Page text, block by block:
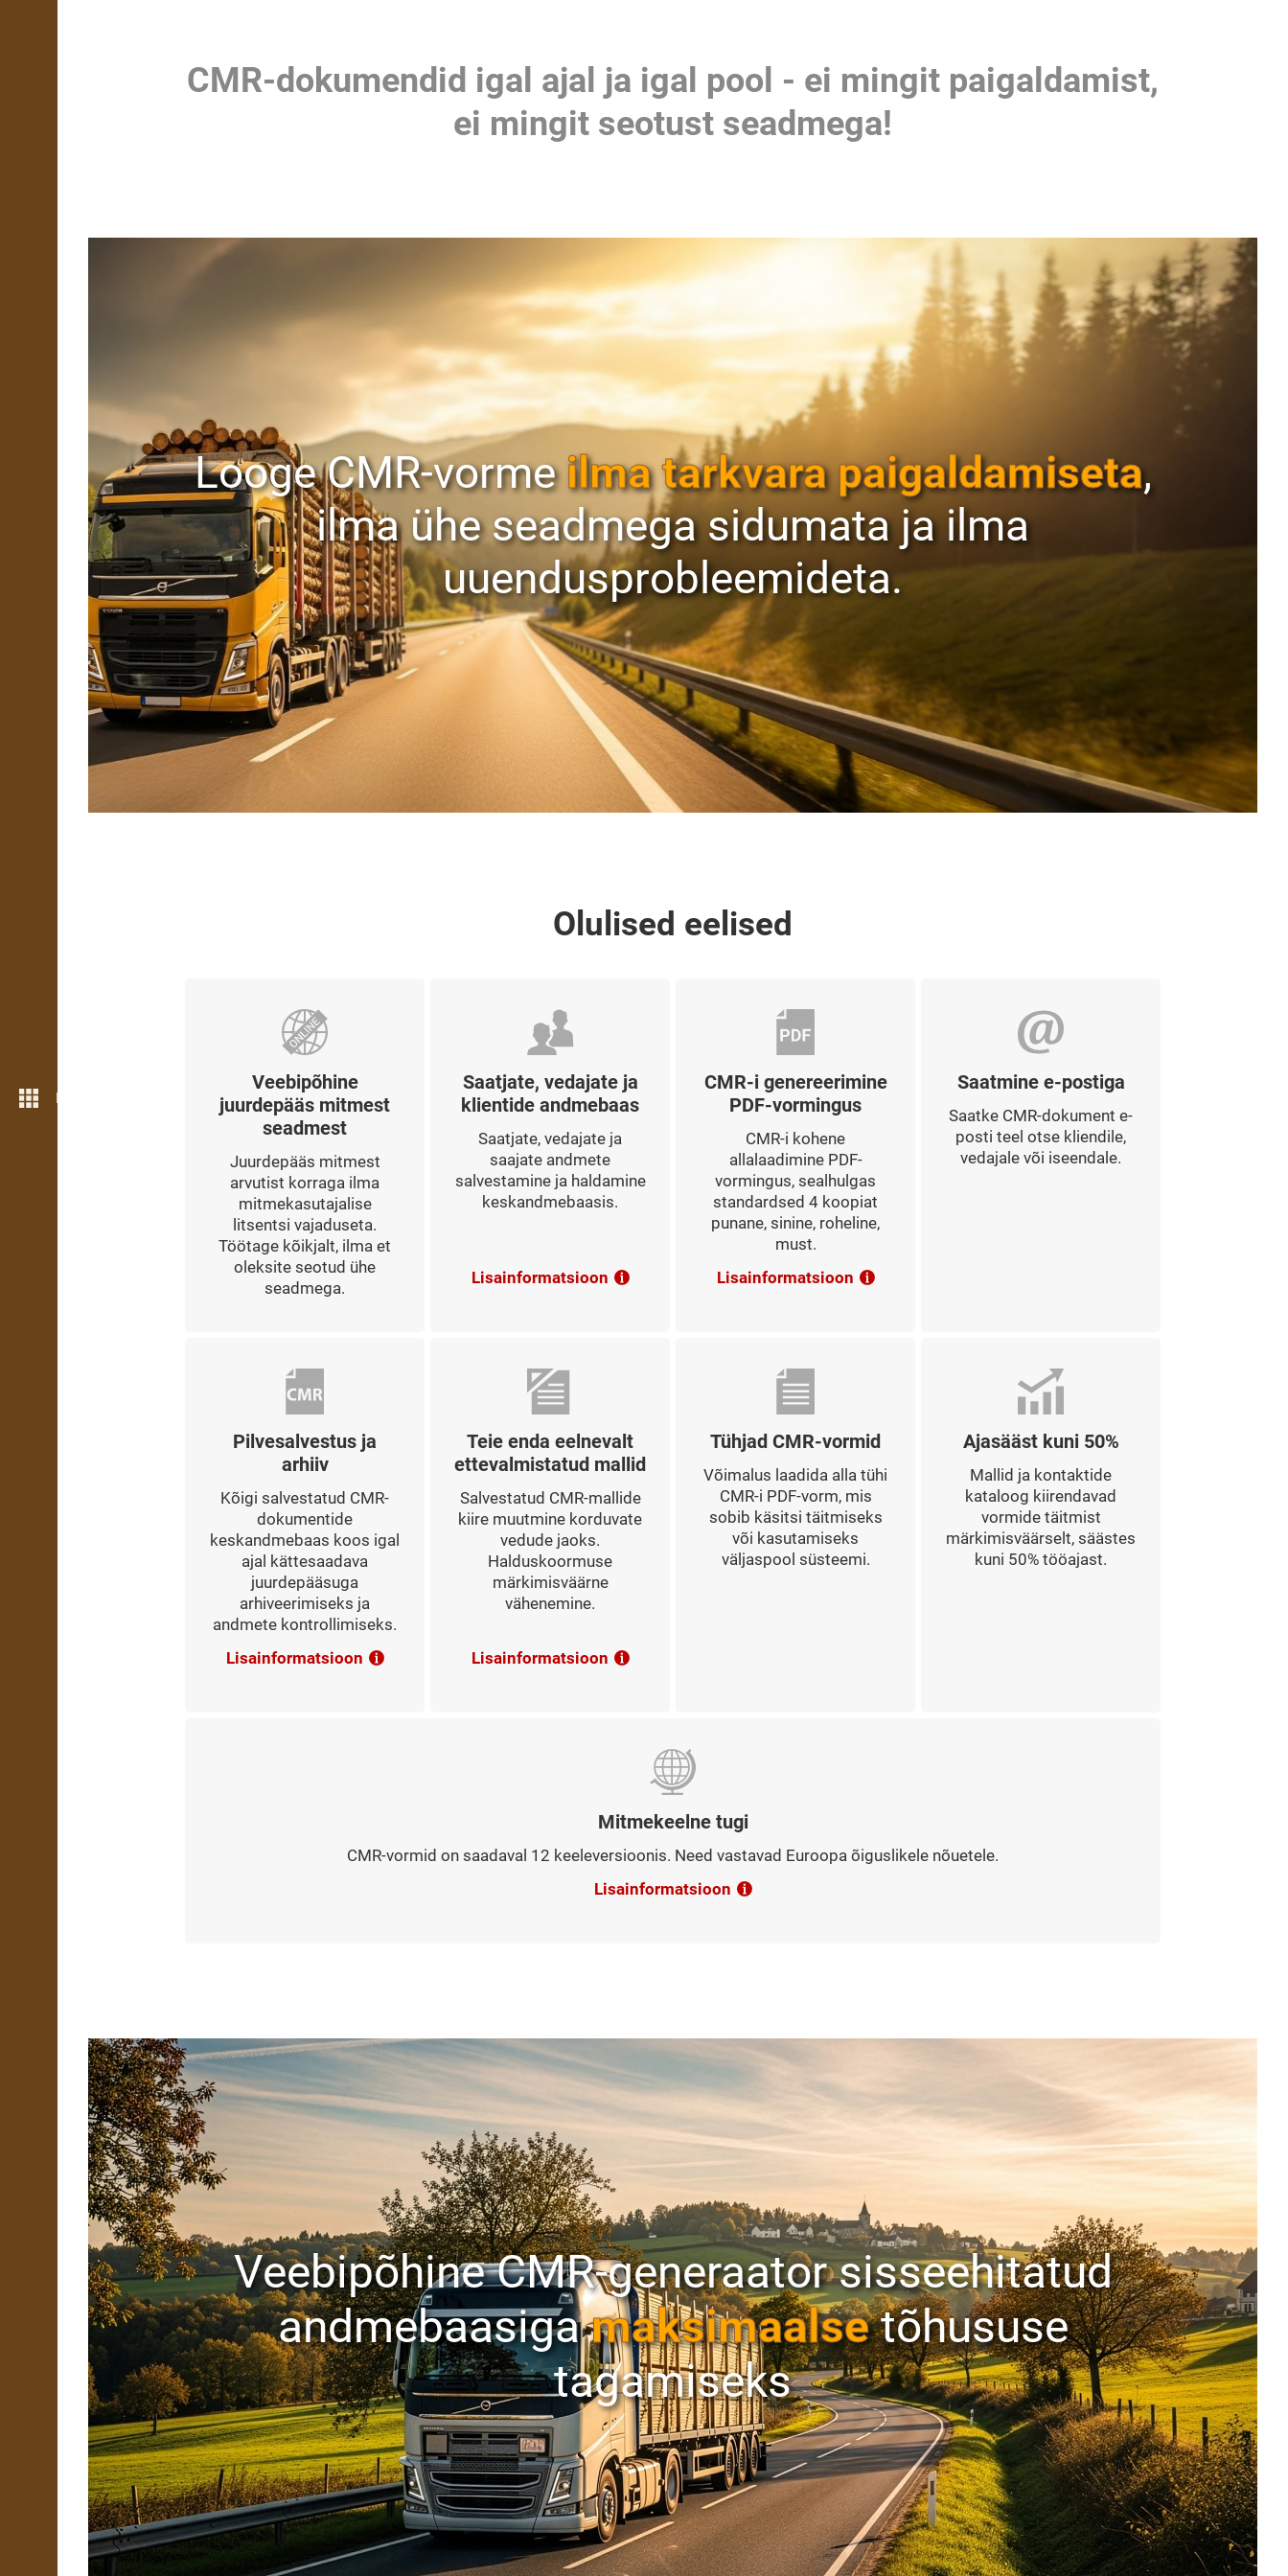
Rohkem funktsioone
CMR-dokumendid igal ajal ja igal pool - ei mingit paigaldamist,
ei mingit seotust seadmega!
Looge CMR-vormeilma tarkvara paigaldamiseta,
ilma ühe seadmega sidumata ja ilma
uuendusprobleemideta.
Olulised eelised
Veebipõhine
juurdepääs mitmest
seadmest
Juurdepääs mitmest
arvutist korraga ilma
mitmekasutajalise
litsentsi vajaduseta.
Töötage kõikjalt, ilma et
oleksite seotud ühe
seadmega.
Saatjate, vedajate ja
klientide andmebaas
Saatjate, vedajate ja
saajate andmete
salvestamine ja haldamine
keskandmebaasis.
Lisainformatsioon
CMR-i genereerimine
PDF-vormingus
CMR-i kohene
allalaadimine PDF-
vormingus, sealhulgas
standardsed 4 koopiat
punane, sinine, roheline,
must.
Lisainformatsioon
Saatmine e-postiga
Saatke CMR-dokument e-
posti teel otse kliendile,
vedajale või iseendale.
Pilvesalvestus ja
arhiiv
Kõigi salvestatud CMR-
dokumentide
keskandmebaas koos igal
ajal kättesaadava
juurdepääsuga
arhiveerimiseks ja
andmete kontrollimiseks.
Lisainformatsioon
Teie enda eelnevalt
ettevalmistatud mallid
Salvestatud CMR-mallide
kiire muutmine korduvate
vedude jaoks.
Halduskoormuse
märkimisväärne
vähenemine.
Lisainformatsioon
Tühjad CMR-vormid
Võimalus laadida alla tühi
CMR-i PDF-vorm, mis
sobib käsitsi täitmiseks
või kasutamiseks
väljaspool süsteemi.
Ajasääst kuni 50%
Mallid ja kontaktide
kataloog kiirendavad
vormide täitmist
märkimisväärselt, säästes
kuni 50% tööajast.
Mitmekeelne tugi
CMR-vormid on saadaval 12 keeleversioonis. Need vastavad Euroopa õiguslikele nõuetele.
Lisainformatsioon
Veebipõhine CMR-generaator sisseehitatud
andmebaasigamaksimaalsetõhususe
tagamiseks